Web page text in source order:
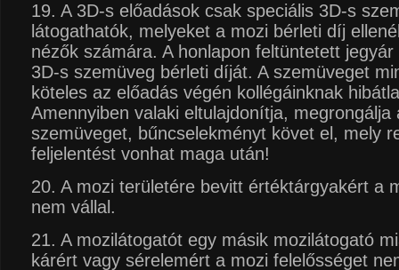
19. A 3D-s előadások csak speciális 3D-s
látogathatók, melyeket a mozi bérleti díj
nézők számára. A honlapon feltüntetett
3D-s szemüveg bérleti díját. A szemüveget
köteles az előadás végén kollégáinknak
Amennyiben valaki eltulajdonítja, megrongálja
szemüveget, bűncselekményt követ el, mely
feljelentést vonhat maga után!
20. A mozi területére bevitt értéktárgyakért a
nem vállal.
21. A mozilátogatót egy másik mozilátogató
kárért vagy sérelemért a mozi felelősséget